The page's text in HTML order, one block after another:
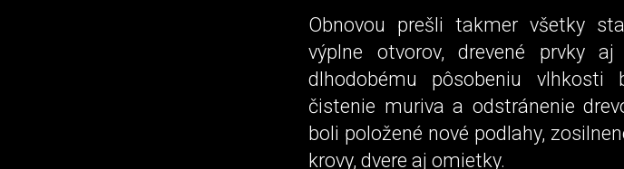
Obnovou prešli takmer všetky
výplne otvorov, drevené prvky
dlhodobému pôsobeniu vlhkosti
čistenie muriva a odstránenie
boli položené nové podlahy,
krovy, dvere aj omietky.